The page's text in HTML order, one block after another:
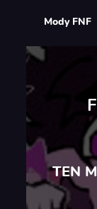
Mody FNF
TEN